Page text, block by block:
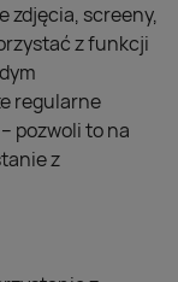
zdjęcia, screeny,
z funkcji
regularne
pozwoli to na
z